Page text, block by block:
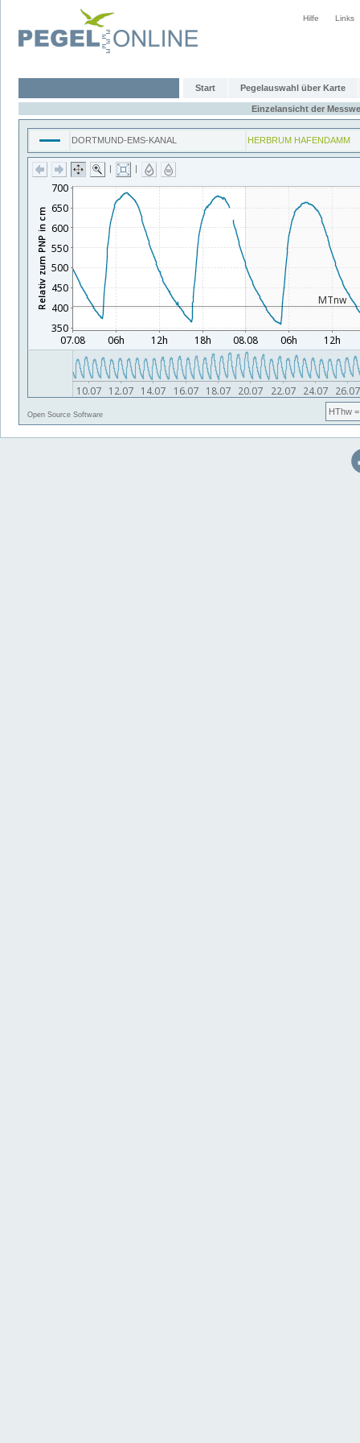
Hilfe Links
Start Pegelauswahl über Karte
Einzelansicht der
DORTMUND-EMS-KANAL HERBRUM HAFENDAMM
| |
Open Source Software HThw